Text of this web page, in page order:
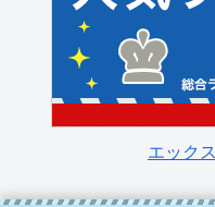
エック